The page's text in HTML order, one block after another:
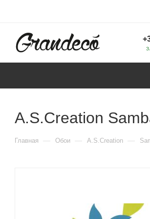
A.S.Creation
Главная — Обои — A.S.Creation —